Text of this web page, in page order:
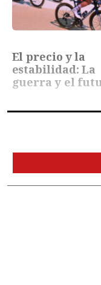
El precio y la
estabilidad: La
guerra y el